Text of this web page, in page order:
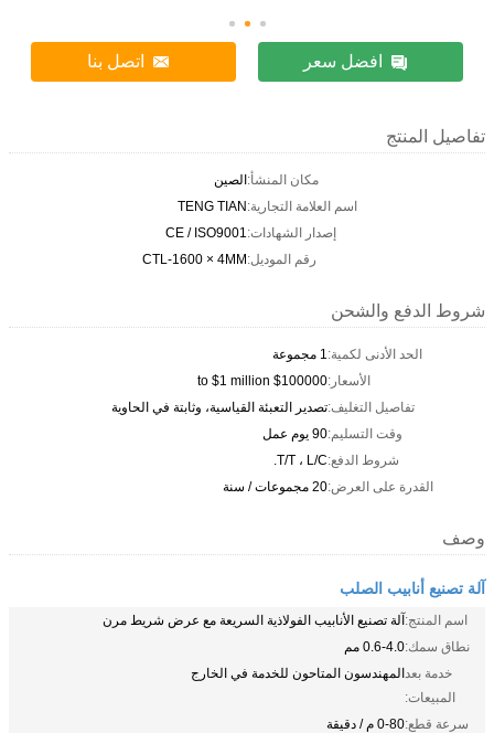
افضل سعر اتصل بنا
تفاصيل المنتج
مكان المنشأ:الصين
اسم العلامة التجارية:TENG TIAN
إصدار الشهادات:CE / ISO9001
رقم الموديل:CTL-1600 × 4MM
شروط الدفع والشحن
الحد الأدنى لكمية:1 مجموعة
الأسعار:$100000 to $1 million
تفاصيل التغليف:تصدير التعبئة القياسية، وثابتة في الحاوية
وقت التسليم:90 يوم عمل
شروط الدفع:T/T ، L/C.
القدرة على العرض:20 مجموعات / سنة
وصف
آلة تصنيع أنابيب الصلب
اسم المنتج:آلة تصنيع الأنابيب الفولاذية السريعة مع عرض شريط مرن
نطاق سمك:0.6-4.0 مم
خدمة بعد
المبيعات:
المهندسون المتاحون للخدمة في الخارج
سرعة قطع:0-80 م / دقيقة